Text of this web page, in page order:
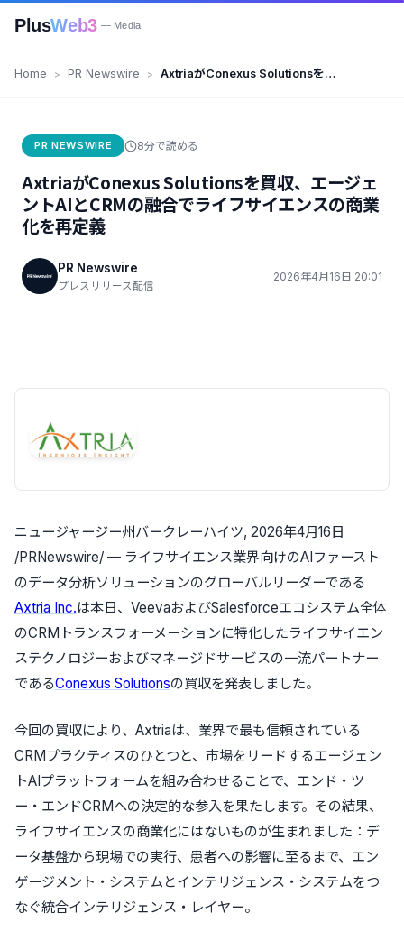
PlusWeb3 — Media
Home PR Newswire
AxtriaがConexus Solutionsを買
PR NEWSWIRE 8分で読める
AxtriaがConexus Solutionsを買収、エージェ
ントAIとCRMの融合でライフサイエンスの商業
化を再定義
PR Newswire
プレスリリース配信
2026年4月16日 20:01
ニュージャージー州バークレーハイツ, 2026年4月16日
/PRNewswire/ — ライフサイエンス業界向けのAIファースト
のデータ分析ソリューションのグローバルリーダーである
Axtria Inc.は本日、VeevaおよびSalesforceエコシステム全体
のCRMトランスフォーメーションに特化したライフサイエン
ステクノロジーおよびマネージドサービスの一流パートナー
であるConexus Solutionsの買収を発表しました。
今回の買収により、Axtriaは、業界で最も信頼されている
CRMプラクティスのひとつと、市場をリードするエージェン
トAIプラットフォームを組み合わせることで、エンド・ツ
ー・エンドCRMへの決定的な参入を果たします。その結果、
ライフサイエンスの商業化にはないものが生まれました：デ
ータ基盤から現場での実行、患者への影響に至るまで、エン
ゲージメント・システムとインテリジェンス・システムをつ
なぐ統合インテリジェンス・レイヤー。